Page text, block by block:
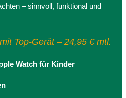
– sinnvoll, funktional und
Top-Gerät – 24,95 € mtl.
Watch für Kinder